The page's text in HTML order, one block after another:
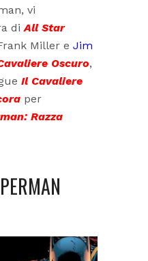
vi
diAll Star
Miller e Jim
Oscuro,
Il Cavaliere
per
Razza